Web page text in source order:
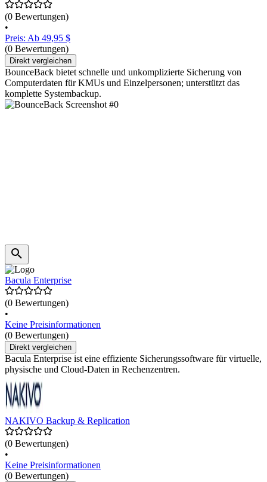
(0 Bewertungen)
•
Preis: Ab 49,95 $
(0 Bewertungen)
Direkt vergleichen
BounceBack bietet schnelle und unkomplizierte Sicherung von
Computerdaten für KMUs und Einzelpersonen; unterstützt das
komplette Systembackup.
Bacula Enterprise
(0 Bewertungen)
•
Keine Preisinformationen
(0 Bewertungen)
Direkt vergleichen
Bacula Enterprise ist eine effiziente Sicherungssoftware für virtuelle,
physische und Cloud-Daten in Rechenzentren.
NAKIVO Backup & Replication
(0 Bewertungen)
•
Keine Preisinformationen
(0 Bewertungen)